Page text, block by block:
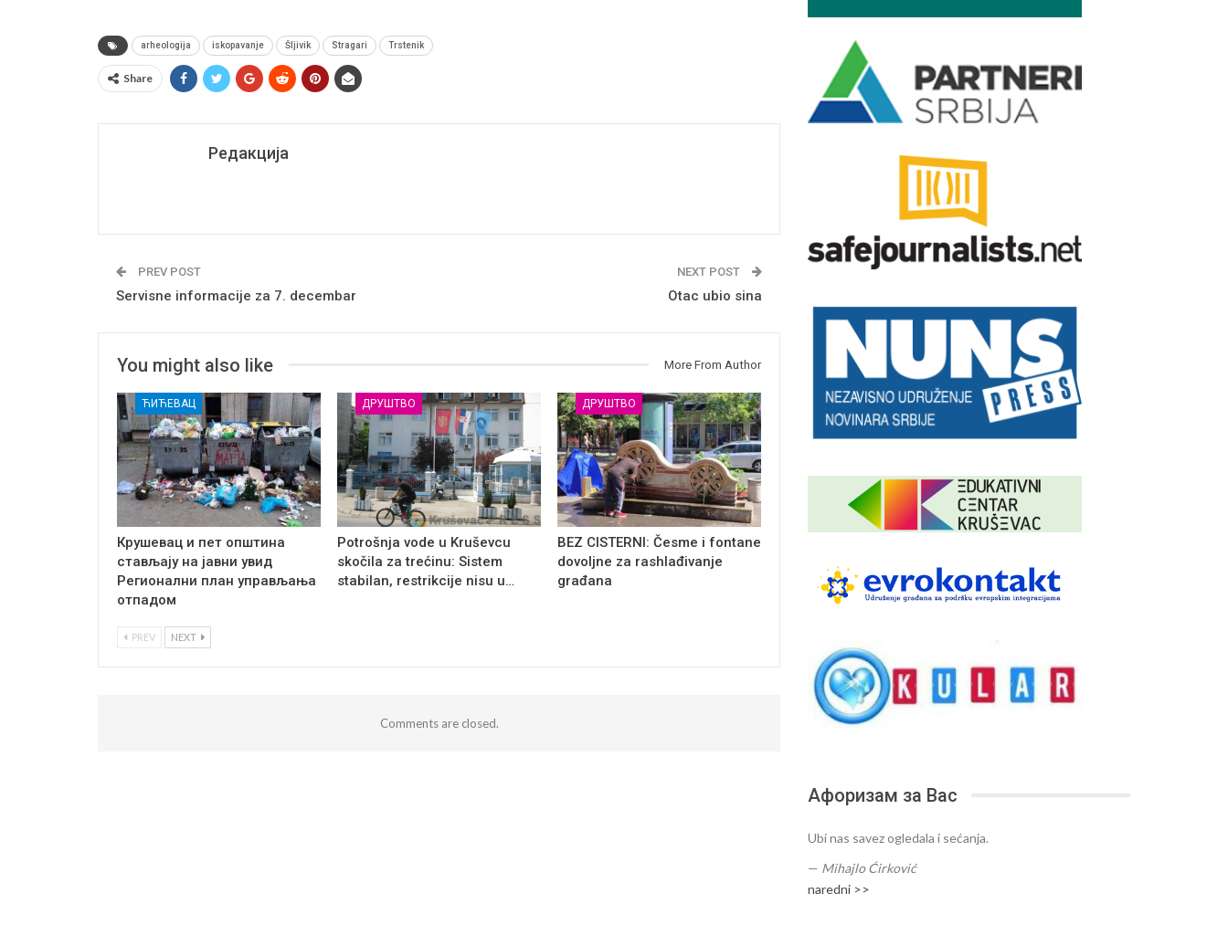
arheologija iskopavanje Šljivik Stragari Trstenik
Share
Редакција
PREV POST
Servisne informacije za 7. decembar
NEXT POST
Otac ubio sina
You might also like More From Author
ЋИЋЕВАЦ
Крушевац и пет општина
стављају на јавни увид
Регионални план управљања
отпадом
ДРУШТВО
Potrošnja vode u Kruševcu
skočila za trećinu: Sistem
stabilan, restrikcije nisu u…
ДРУШТВО
BEZ CISTERNI: Česme i fontane
dovoljne za rashlađivanje
građana
PREV NEXT
Comments are closed.
Афоризам за Вас
Ubi nas savez ogledala i sećanja.
— Mihajlo Ćirković
naredni >>